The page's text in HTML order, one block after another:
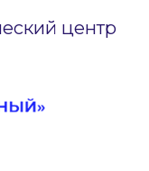
центр